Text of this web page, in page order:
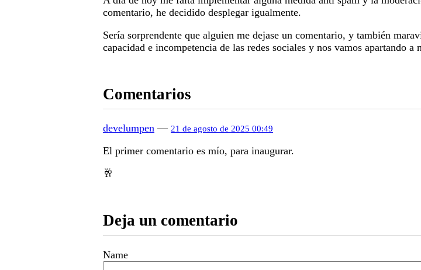
comentario, he decidido desplegar igualmente.
Sería sorprendente que alguien me dejase un comentario, y también
capacidad e incompetencia de las redes sociales y nos vamos apartando a
Comentarios
develumpen — 21 de agosto de 2025 00:49
El primer comentario es mío, para inaugurar.
🥂
Deja un comentario
Name